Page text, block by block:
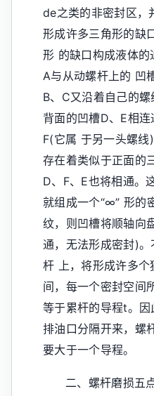
de之类的非密封区，
形成许多三角形的缺
形 的缺口构成液体
A与从动螺杆上的 凹
B、C又沿着自己的
背面的凹槽D、E相
F(它属 于另一头螺
存在着类似于正面的
D、F、E也将相通。
就组成一个“∞” 形的
纹，则凹槽将顺轴向
通，无法形成密封)
杆 上，将形成许多
间，每一个密封空间
等于累杆的导程t。因
排油口分隔开来，螺
要大于一个导程。
二、螺杆磨损五